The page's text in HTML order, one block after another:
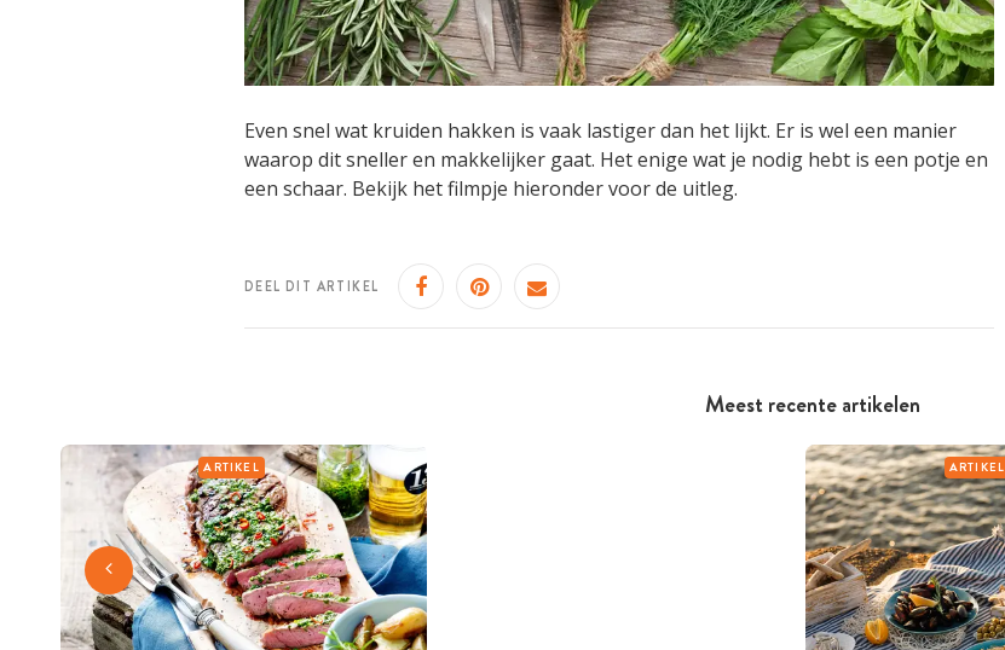
Meest recente artikelen
ARTIKEL ARTIKEL
Even snel wat kruiden hakken is vaak lastiger dan het lijkt. Er is wel een manier
waarop dit sneller en makkelijker gaat. Het enige wat je nodig hebt is een potje en
een schaar. Bekijk het filmpje hieronder voor de uitleg.
DEEL DIT ARTIKEL